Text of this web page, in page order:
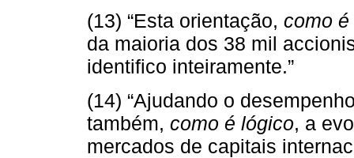
(13) “Esta orientação, como
da maioria dos 38 mil
identifico inteiramente.”
(14) “Ajudando o
também, como é lógico, a
mercados de capitais